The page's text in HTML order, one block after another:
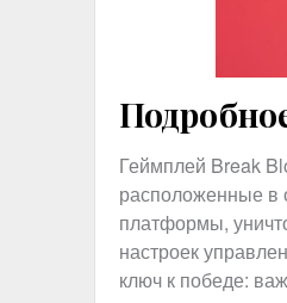
Геймплей Break
расположенные в
платформы,
настроек
ключ к победе: